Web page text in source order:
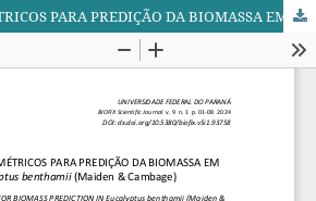
MODELOS ALOMÉTRICOS PARA PREDIÇÃO DA BIOMASSA EM Eucalyptus benthamii (Maiden & Cambage)